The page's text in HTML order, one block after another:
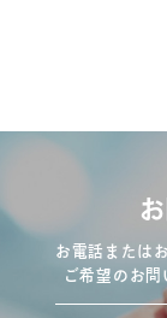
お電話または
ご希望のお問